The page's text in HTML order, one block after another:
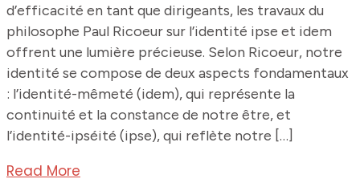
d’efficacité en tant que dirigeants, les travaux du
philosophe Paul Ricoeur sur l’identité ipse et idem
offrent une lumière précieuse. Selon Ricoeur, notre
identité se compose de deux aspects fondamentaux
: l’identité-mêmeté (idem), qui représente la
continuité et la constance de notre être, et
l’identité-ipséité (ipse), qui reflète notre […]
Read More